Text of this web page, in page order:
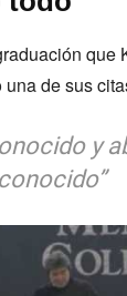
que
de sus
y